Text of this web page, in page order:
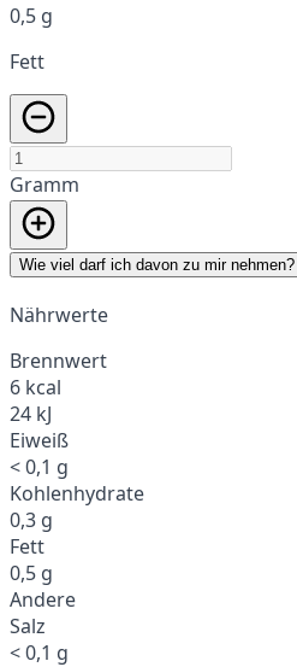
0,5 g
Fett
Gramm
Wie viel darf ich davon zu mir nehmen?
Nährwerte
Brennwert
6 kcal
24 kJ
Eiweiß
< 0,1 g
Kohlenhydrate
0,3 g
Fett
0,5 g
Andere
Salz
< 0,1 g